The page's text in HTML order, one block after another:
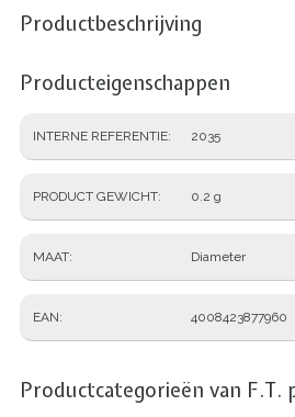
Productbeschrijving
Producteigenschappen
INTERNE REFERENTIE 2035
PRODUCT GEWICHT 0.2 g
MAAT Diameter
EAN 4008423877960
Productcategorieën van F.T.